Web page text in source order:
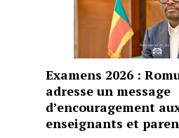
Examens 2026 :
adresse un message
d’encouragement
enseignants et